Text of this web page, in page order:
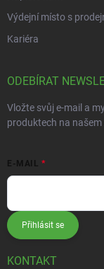
Výdejní místo s
Kariéra
ODEBÍRAT
Vložte svůj e-mail a
produktech na našem
E-MAIL
Přihlásit se
KONTAKT